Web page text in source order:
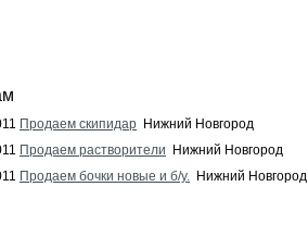
Продаем скипидар Нижний Новгород
Продаем растворители Нижний Новгород
Продаем бочки новые и б/у. Нижний Новгород